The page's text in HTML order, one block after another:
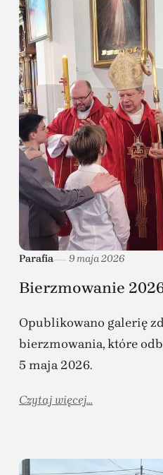
Parafia 9 maja 2026
Bierzmowanie
Opublikowano galerię
bierzmowania, które
5 maja 2026.
Czytaj więcej...